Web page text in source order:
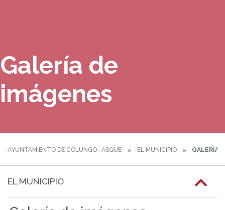
Galería de
imágenes
AYUNTAMIENTO DE COLUNGO- ASQUE EL MUNICIPIO GALERÍA
EL MUNICIPIO